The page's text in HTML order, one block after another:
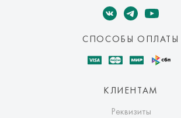
СПОСОБЫ ОПЛАТЫ
КЛИЕНТАМ
Реквизиты